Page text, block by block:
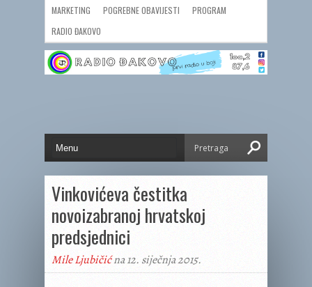
MARKETING POGREBNE OBAVIJESTI
PROGRAM
RADIO ĐAKOVO
Vinkovićeva čestitka
novoizabranoj hrvatskoj
predsjednici
Mile Ljubičićna 12. siječnja 2015.